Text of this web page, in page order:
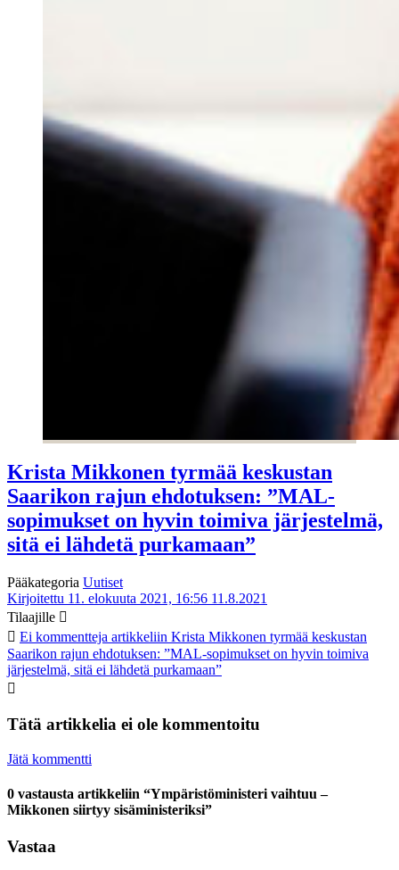
Krista Mikkonen tyrmää keskustan
Saarikon rajun ehdotuksen: ”MAL-
sopimukset on hyvin toimiva järjestelmä,
sitä ei lähdetä purkamaan”
Pääkategoria Uutiset
Kirjoitettu 11. elokuuta 2021, 16:56 11.8.2021
Tilaajille
Ei kommentteja artikkeliin Krista Mikkonen tyrmää keskustan
Saarikon rajun ehdotuksen: ”MAL-sopimukset on hyvin toimiva
järjestelmä, sitä ei lähdetä purkamaan”
Tätä artikkelia ei ole kommentoitu
Jätä kommentti
0 vastausta artikkeliin “Ympäristöministeri vaihtuu –
Mikkonen siirtyy sisäministeriksi”
Vastaa